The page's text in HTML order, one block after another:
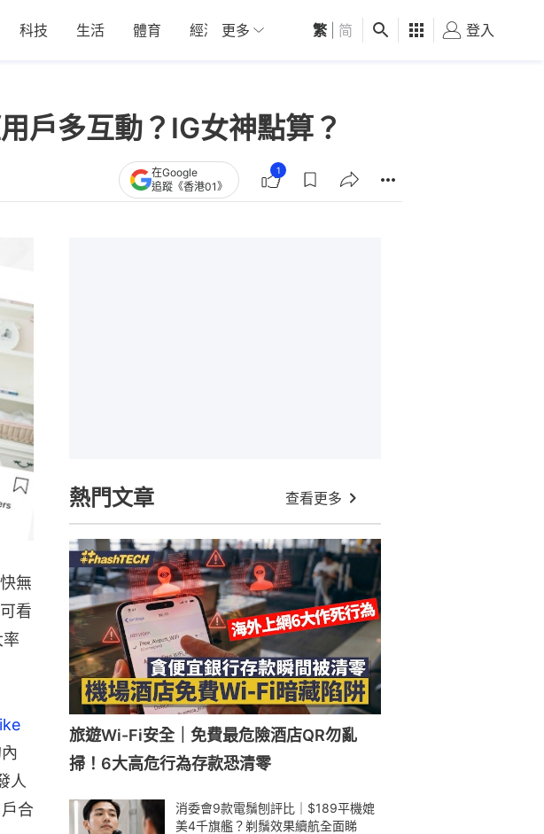
科技 生活 體育 經濟 01深圳 觀點 健康 好食玩飛
更多 繁 简 登入
戶多互動？IG女神點算？
在Google
追蹤《香港01》
1
無
看
人
合
熱門文章 查看更多
旅遊Wi-Fi安全｜免費最危險酒店QR勿亂
掃！6大高危行為存款恐清零
消委會9款電鬚刨評比｜$189平機媲
美4千旗艦？剃鬚效果續航全面睇